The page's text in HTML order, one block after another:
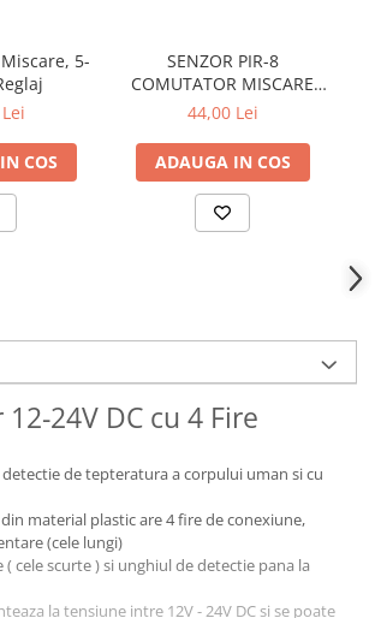
5-
COS
SENZOR PIR-8
COMUTATOR MISCARE
12V-24V/6A
44,00 Lei
ADAUGA IN COS
24V DC cu 4 Fire
de tepteratura a corpului uman si cu
material plastic are 4 fire de conexiune,
(cele lungi)
cele scurte ) si unghiul de detectie pana la
la tensiune intre 12V - 24V DC si se poate